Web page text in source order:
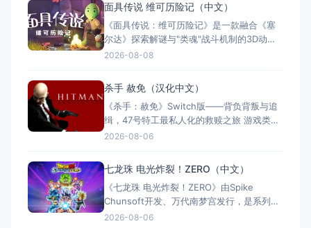
面具传说 维可历险记（中文）
《面具传说：维可历险记》是一款融合《塞
尔达》探索解谜与"类魂"战斗机制的3D动作
冒险游戏。玩家扮演冒险家维可，在奇幻世
程，Switch版售价$21.99。Steam玩家评
测"多半好评"，好评率85%，以创意谜题与扎
实的打击
2026-08-08
杀手 赦免（汉化中文）
《杀手：赦免》Switch版——背负背叛与追
缉，47号特工最私人化的救赎之旅 游戏类
型：动作冒险类（第三人称潜行暗杀 × 动作
称：杀手：赦免（官方繁体中文定名） 美国
名称：Hitman: Absoluti
2026-08-06
七龙珠 电光炸裂！ZERO（中文）
《七龙珠 电光炸裂！ZERO》由Spike
Chunsoft开发、万代南梦宫发行，是系列暌
违17年的正统续作。Switch及Switch 2双平
2026-08-06